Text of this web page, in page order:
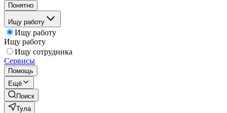
Понятно
Ищу работу
Ищу работу
Ищу работу
Ищу сотрудника
Сервисы
Помощь
Ещё
Поиск
Тула